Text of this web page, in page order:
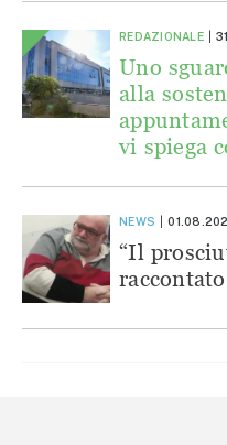
REDAZIONALE
Uno
alla
vi spiega
NEWS
“Il